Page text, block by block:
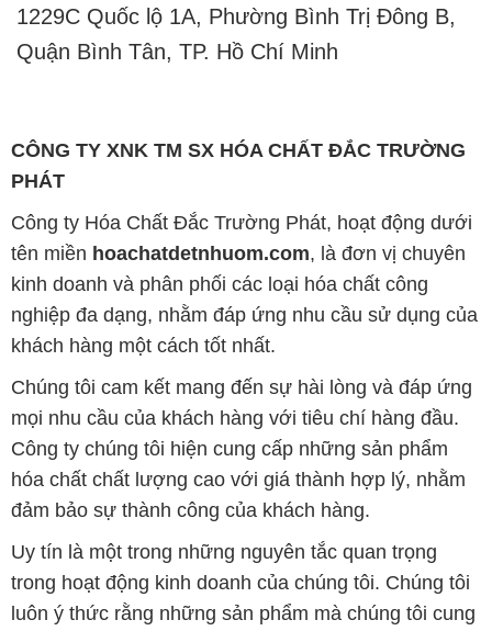
CÔNG TY XNK TM SX HÓA CHẤT ĐẮC TRƯỜNG
PHÁT
kinh doanh và phân phối các loại hóa chất công
nghiệp đa dạng, nhằm đáp ứng nhu cầu sử dụng của
khách hàng một cách tốt nhất.
Chúng tôi cam kết mang đến sự hài lòng và đáp ứng
mọi nhu cầu của khách hàng với tiêu chí hàng đầu.
Công ty chúng tôi hiện cung cấp những sản phẩm
hóa chất chất lượng cao với giá thành hợp lý, nhằm
đảm bảo sự thành công của khách hàng.
Uy tín là một trong những nguyên tắc quan trọng
trong hoạt động kinh doanh của chúng tôi. Chúng tôi
luôn ý thức rằng những sản phẩm mà chúng tôi cung
cấp cần phải đáp ứng tiêu chuẩn chất lượng cao, làm
hài lòng đối tác. Đồng thời, chúng tôi cố gắng duy trì
mức giá hợp lý, tạo điều kiện phát triển và sự tồn tại
lâu dài cho cả hai bên.